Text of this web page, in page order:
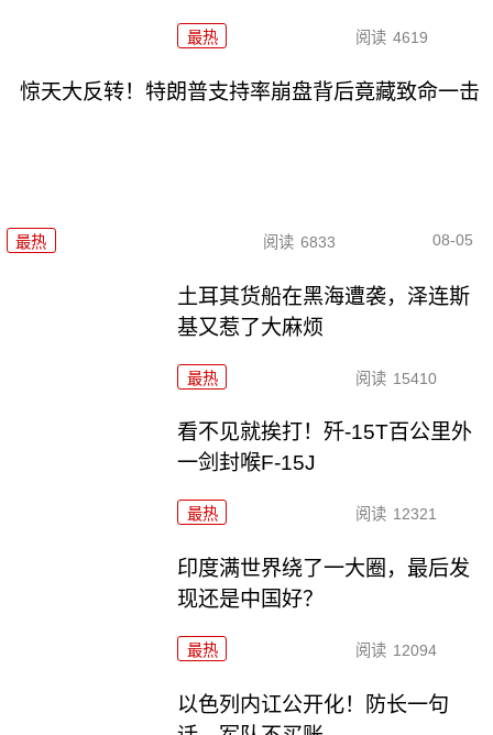
最热 阅读 4619
惊天大反转！特朗普支持率崩盘背后竟藏致命一击
最热 阅读 6833 08-05
土耳其货船在黑海遭袭，泽连斯
基又惹了大麻烦
最热 阅读 15410
看不见就挨打！歼-15T百公里外
一剑封喉F-15J
最热 阅读 12321
印度满世界绕了一大圈，最后发
现还是中国好？
最热 阅读 12094
以色列内讧公开化！防长一句